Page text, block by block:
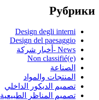
Рубрики
Design degli interni
Design del paesaggio
News -أخبار شركة
Non classifié(e)
الصناعة
المنتجات والمواد
تصميم الديكور الداخلي
تصميم المناظر الطبيعية